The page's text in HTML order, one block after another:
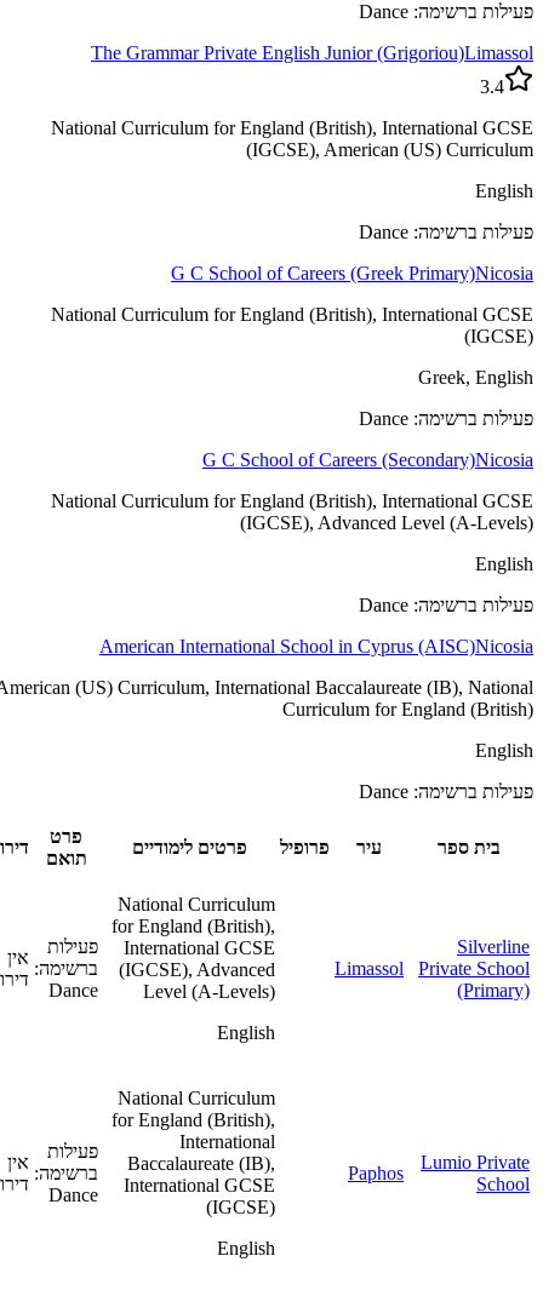
פעילות ברשימה: Dance
The Grammar Private English Junior (Grigoriou)Limassol
3.4
National Curriculum for England (British), International GCSE
(IGCSE), American (US) Curriculum
English
פעילות ברשימה: Dance
G C School of Careers (Greek Primary)Nicosia
National Curriculum for England (British), International GCSE
(IGCSE)
Greek, English
פעילות ברשימה: Dance
G C School of Careers (Secondary)Nicosia
National Curriculum for England (British), International GCSE
(IGCSE), Advanced Level (A-Levels)
English
פעילות ברשימה: Dance
American International School in Cyprus (AISC)Nicosia
American (US) Curriculum, International Baccalaureate (IB), National
Curriculum for England (British)
English
פעילות ברשימה: Dance
בית ספר עיר פרופיל פרטים לימודיים
פרט
תואם
דירוג
Silverline
Private School
(Primary)
Limassol
National Curriculum
for England (British),
International GCSE
(IGCSE), Advanced
Level (A-Levels)
English
פעילות
ברשימה:
Dance
אין
דירוג
Lumio Private
School
Paphos
National Curriculum
for England (British),
International
Baccalaureate (IB),
International GCSE
(IGCSE)
English
פעילות
ברשימה:
Dance
אין
דירוג